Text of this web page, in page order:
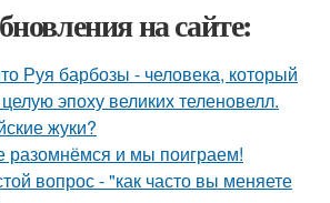
на сайте:
Руя барбозы - человека, который
эпоху великих теленовелл.
жуки?
разомнёмся и мы поиграем!
вопрос - "как часто вы меняете